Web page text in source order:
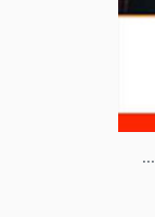
حاصل عمرج 1و2 «مجموعه مقالات در نکوداشت دکتر ایرج گلدوزیان»